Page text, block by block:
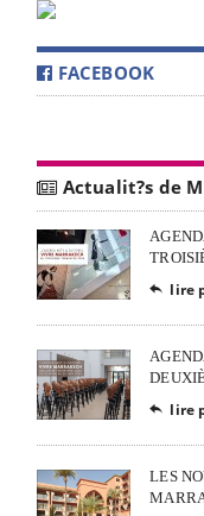
FACEBOOK
Actualit?s de
 lire
 lire
LES